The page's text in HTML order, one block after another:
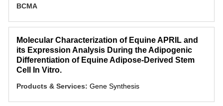
BCMA
Molecular Characterization of Equine APRIL and
its Expression Analysis During the Adipogenic
Differentiation of Equine Adipose-Derived Stem
Cell In Vitro.
Products & Services: Gene Synthesis